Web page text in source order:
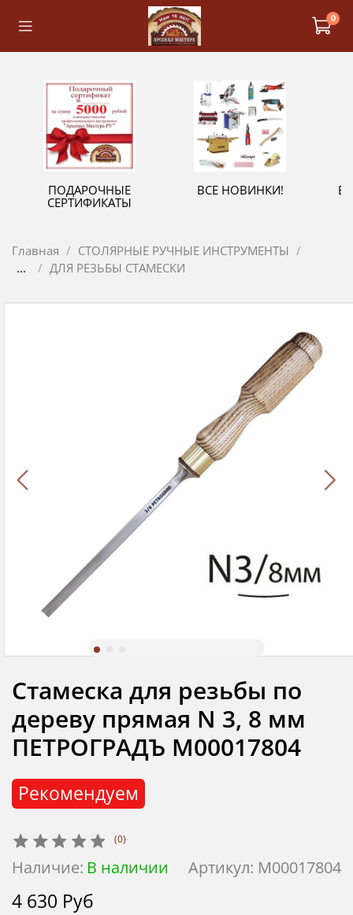
0
ПОДАРОЧНЫЕ
СЕРТИФИКАТЫ
ВСЕ НОВИНКИ!
Главная
СТОЛЯРНЫЕ РУЧНЫЕ ИНСТРУМЕНТЫ
...
ДЛЯ РЕЗЬБЫ СТАМЕСКИ
(0)
Артикул: М00017804
Наличие: В наличии
Рекомендуем
Стамеска для резьбы по
дереву прямая N 3, 8 мм
ПЕТРОГРАДЪ М00017804
4 630 Руб